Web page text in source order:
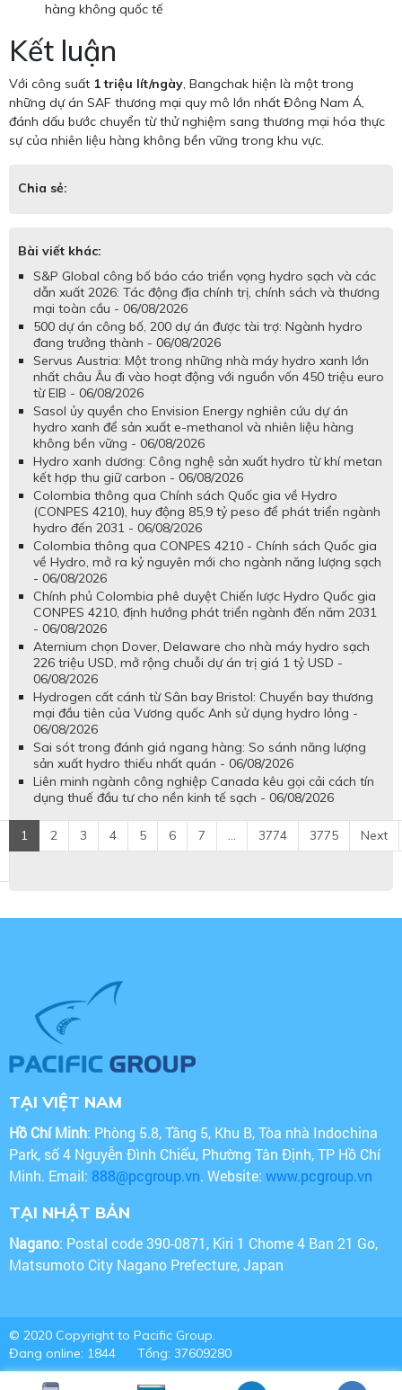
hàng không quốc tế
Kết luận
Với công suất 1 triệu lít/ngày, Bangchak hiện là một trong
những dự án SAF thương mại quy mô lớn nhất Đông Nam Á,
đánh dấu bước chuyển từ thử nghiệm sang thương mại hóa thực
sự của nhiên liệu hàng không bền vững trong khu vực.
Chia sẻ:
Bài viết khác:
S&P Global công bố báo cáo triển vọng hydro sạch và các
dẫn xuất 2026: Tác động địa chính trị, chính sách và thương
mại toàn cầu - 06/08/2026
500 dự án công bố, 200 dự án được tài trợ: Ngành hydro
đang trưởng thành - 06/08/2026
Servus Austria: Một trong những nhà máy hydro xanh lớn
nhất châu Âu đi vào hoạt động với nguồn vốn 450 triệu euro
từ EIB - 06/08/2026
Sasol ủy quyền cho Envision Energy nghiên cứu dự án
hydro xanh để sản xuất e-methanol và nhiên liệu hàng
không bền vững - 06/08/2026
Hydro xanh dương: Công nghệ sản xuất hydro từ khí metan
kết hợp thu giữ carbon - 06/08/2026
Colombia thông qua Chính sách Quốc gia về Hydro
(CONPES 4210), huy động 85,9 tỷ peso để phát triển ngành
hydro đến 2031 - 06/08/2026
Colombia thông qua CONPES 4210 - Chính sách Quốc gia
về Hydro, mở ra kỷ nguyên mới cho ngành năng lượng sạch
- 06/08/2026
Chính phủ Colombia phê duyệt Chiến lược Hydro Quốc gia
CONPES 4210, định hướng phát triển ngành đến năm 2031
- 06/08/2026
Aternium chọn Dover, Delaware cho nhà máy hydro sạch
226 triệu USD, mở rộng chuỗi dự án trị giá 1 tỷ USD -
06/08/2026
Hydrogen cất cánh từ Sân bay Bristol: Chuyến bay thương
mại đầu tiên của Vương quốc Anh sử dụng hydro lỏng -
06/08/2026
Sai sót trong đánh giá ngang hàng: So sánh năng lượng
sản xuất hydro thiếu nhất quán - 06/08/2026
Liên minh ngành công nghiệp Canada kêu gọi cải cách tín
dụng thuế đầu tư cho nền kinh tế sạch - 06/08/2026
1 2 3 4 5 6 7 ... 3774 3775 Next
TẠI VIỆT NAM
Hồ Chí Minh: Phòng 5.8, Tầng 5, Khu B, Tòa nhà Indochina
Park, số 4 Nguyễn Đình Chiểu, Phường Tân Định, TP Hồ Chí
Minh. Email: 888@pcgroup.vn. Website: www.pcgroup.vn
TẠI NHẬT BẢN
Nagano: Postal code 390-0871, Kiri 1 Chome 4 Ban 21 Go,
Matsumoto City Nagano Prefecture, Japan
© 2020 Copyright to Pacific Group.
Đang online: 1844
Tổng: 37609280